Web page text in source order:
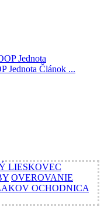
Jednota Článok ...
LIESKOVEC
OVEROVANIE
OCHODNICA